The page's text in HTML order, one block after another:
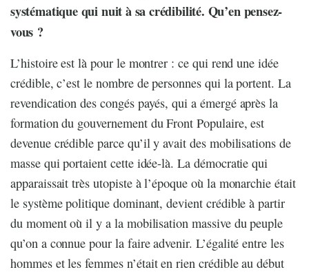
systématique qui nuit à sa crédibilité. Qu’en pensez-
vous ?
L’histoire est là pour le montrer : ce qui rend une idée
crédible, c’est le nombre de personnes qui la portent. La
revendication des congés payés, qui a émergé après la
formation du gouvernement du Front Populaire, est
devenue crédible parce qu’il y avait des mobilisations de
masse qui portaient cette idée-là. La démocratie qui
apparaissait très utopiste à l’époque où la monarchie était
le système politique dominant, devient crédible à partir
du moment où il y a la mobilisation massive du peuple
qu’on a connue pour la faire advenir. L’égalité entre les
hommes et les femmes n’était en rien crédible au début